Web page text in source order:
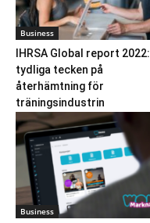
Business
IHRSA Global report 2022:
tydliga tecken på
återhämtning för
träningsindustrin
Business